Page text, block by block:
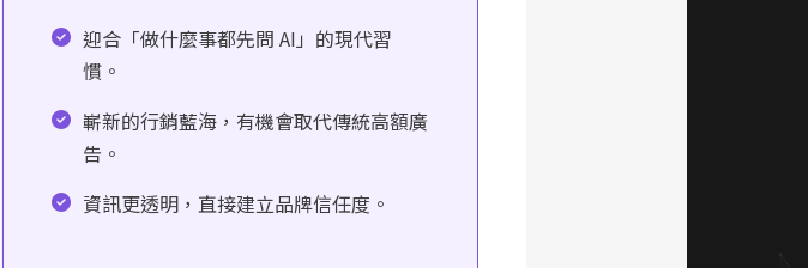
迎合「做什麼事都先問 AI」的現代習
慣。
嶄新的行銷藍海，有機會取代傳統高額廣
告。
資訊更透明，直接建立品牌信任度。